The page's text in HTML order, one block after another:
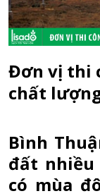
Đơn vị thi
chất
Bình
đất nhiều
có mùa